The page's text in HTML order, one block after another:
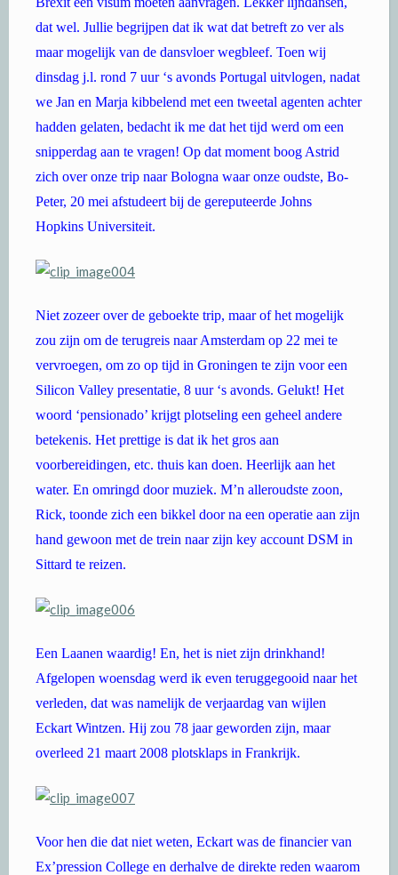
dat wel. Jullie begrijpen dat ik wat dat betreft zo ver als
maar mogelijk van de dansvloer wegbleef. Toen wij
dinsdag j.l. rond 7 uur ‘s avonds Portugal uitvlogen, nadat
we Jan en Marja kibbelend met een tweetal agenten achter
hadden gelaten, bedacht ik me dat het tijd werd om een
snipperdag aan te vragen! Op dat moment boog Astrid
zich over onze trip naar Bologna waar onze oudste, Bo-
Peter, 20 mei afstudeert bij de gereputeerde Johns
Hopkins Universiteit.
Niet zozeer over de geboekte trip, maar of het mogelijk
zou zijn om de terugreis naar Amsterdam op 22 mei te
vervroegen, om zo op tijd in Groningen te zijn voor een
Silicon Valley presentatie, 8 uur ‘s avonds. Gelukt! Het
woord ‘pensionado’ krijgt plotseling een geheel andere
betekenis. Het prettige is dat ik het gros aan
voorbereidingen, etc. thuis kan doen. Heerlijk aan het
water. En omringd door muziek. M’n alleroudste zoon,
Rick, toonde zich een bikkel door na een operatie aan zijn
hand gewoon met de trein naar zijn key account DSM in
Sittard te reizen.
Een Laanen waardig! En, het is niet zijn drinkhand!
Afgelopen woensdag werd ik even teruggegooid naar het
verleden, dat was namelijk de verjaardag van wijlen
Eckart Wintzen. Hij zou 78 jaar geworden zijn, maar
overleed 21 maart 2008 plotsklaps in Frankrijk.
Voor hen die dat niet weten, Eckart was de financier van
Ex’pression College en derhalve de direkte reden waarom